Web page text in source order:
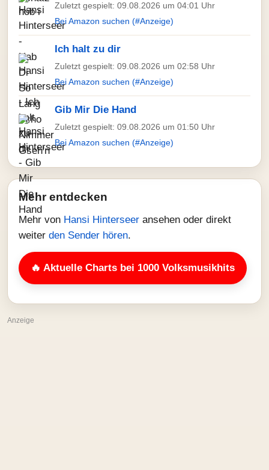
Zuletzt gespielt: 09.08.2026 um 04:01 Uhr
Bei Amazon suchen (#Anzeige)
Ich halt zu dir
Zuletzt gespielt: 09.08.2026 um 02:58 Uhr
Bei Amazon suchen (#Anzeige)
Gib Mir Die Hand
Zuletzt gespielt: 09.08.2026 um 01:50 Uhr
Bei Amazon suchen (#Anzeige)
Mehr entdecken
Mehr von Hansi Hinterseer ansehen oder direkt
weiter den Sender hören.
🔥 Aktuelle Charts bei 1000 Volksmusikhits
Anzeige